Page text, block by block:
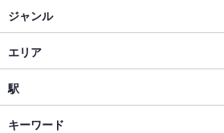
掘りごたつ
カウンター
ソファー
テラス席
ジャンル
中華
中華全般
佐世保・長崎県その他 × 中華
エリア
長崎県その他
長崎県その他 × 中華
駅
諫早駅
キーワード